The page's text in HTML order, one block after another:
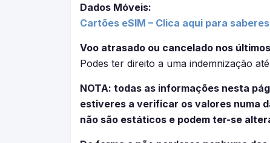
Dados Móveis:
Cartões eSIM – Clica aqui para
Voo atrasado ou cancelado nos
Podes ter direito a uma indemnização
NOTA: todas as informações nesta
estiveres a verificar os valores numa
não são estáticos e podem ter-se